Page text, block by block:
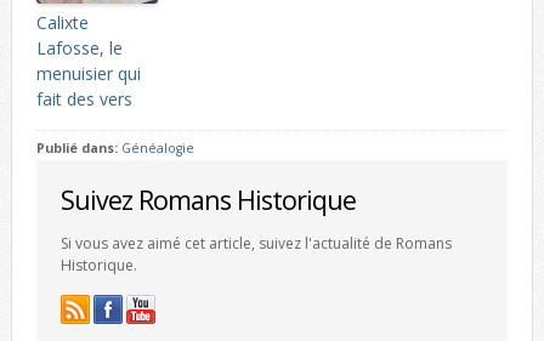
Calixte
Lafosse, le
menuisier qui
fait des vers
Publié dans: Généalogie
Suivez Romans Historique
Si vous avez aimé cet article, suivez l'actualité de Romans
Historique.